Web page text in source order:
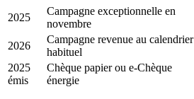
2025
Campagne exceptionnelle en
novembre
2026
Campagne revenue au calendrier
habituel
2025
émis
Chèque papier ou e-Chèque
énergie